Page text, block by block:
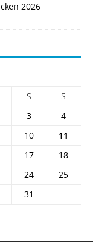
2026
S
S
3
4
10
11
17
18
24
25
31